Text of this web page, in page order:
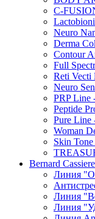
C-
Neuro
Derma
Contour
Full
Reti Vecti
Neuro
PRP Line
Peptide
Pure Line
Woman
Skin
Bernard Cassiere
Линия
Линия
Линия